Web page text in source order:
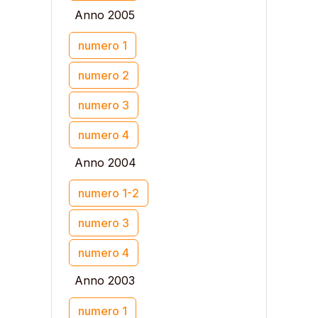
Anno 2005
numero 1
numero 2
numero 3
numero 4
Anno 2004
numero 1-2
numero 3
numero 4
Anno 2003
numero 1